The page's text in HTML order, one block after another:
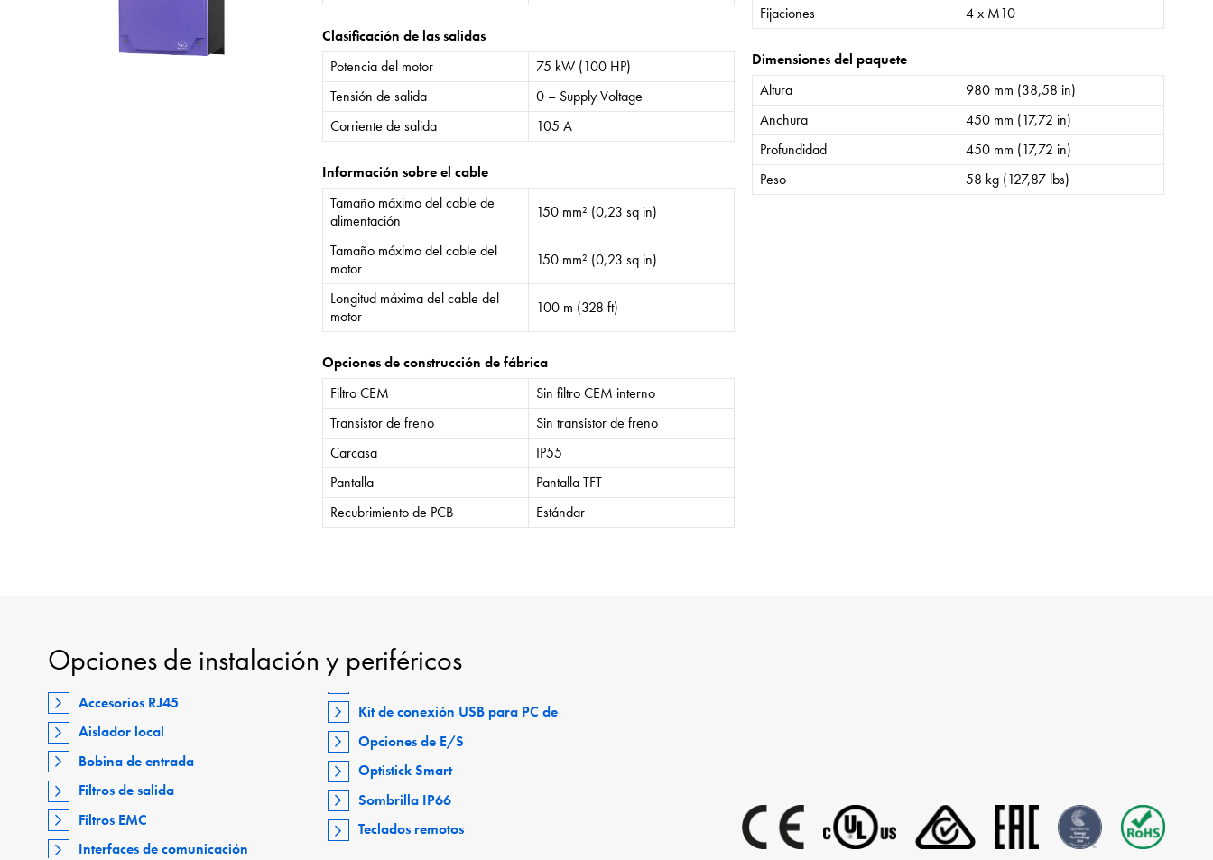
Clasificación de las salidas
Potencia del motor
75 kW (100 HP)
Tensión de salida
0 – Supply Voltage
Corriente de salida
105 A
Información sobre el cable
Tamaño máximo del cable de
alimentación
150 mm² (0,23 sq in)
Tamaño máximo del cable del
motor
150 mm² (0,23 sq in)
Longitud máxima del cable del
motor
100 m (328 ft)
Opciones de construcción de fábrica
Filtro CEM
Sin filtro CEM interno
Transistor de freno
Sin transistor de freno
Carcasa
IP55
Pantalla
Pantalla TFT
Recubrimiento de PCB
Estándar
Fijaciones
4 x M10
Dimensiones del paquete
Altura
980 mm (38,58 in)
Anchura
450 mm (17,72 in)
Profundidad
450 mm (17,72 in)
Peso
58 kg (127,87 lbs)
Opciones de instalación y periféricos
Accesorios RJ45
Aislador local
Bobina de entrada
Filtros de salida
Filtros EMC
Interfaces de comunicación
Kit de conexión USB para PC de
Opciones de E/S
Optistick Smart
Sombrilla IP66
Teclados remotos